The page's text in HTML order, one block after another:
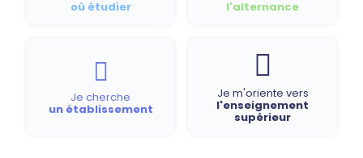
où étudier l'alternance
Je cherche
un établissement
Je m'oriente vers
l'enseignement
supérieur